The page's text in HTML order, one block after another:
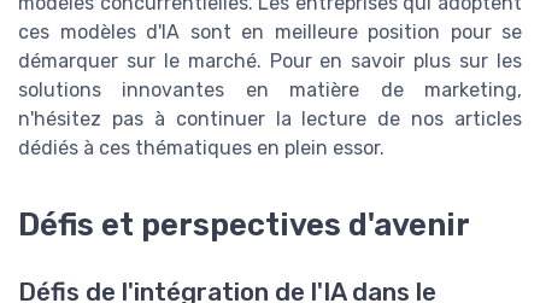
ces modèles d'IA sont en meilleure position pour se
démarquer sur le marché. Pour en savoir plus sur les
solutions innovantes en matière de marketing,
n'hésitez pas à continuer la lecture de nos articles
dédiés à ces thématiques en plein essor.
Défis et perspectives d'avenir
Défis de l'intégration de l'IA dans le